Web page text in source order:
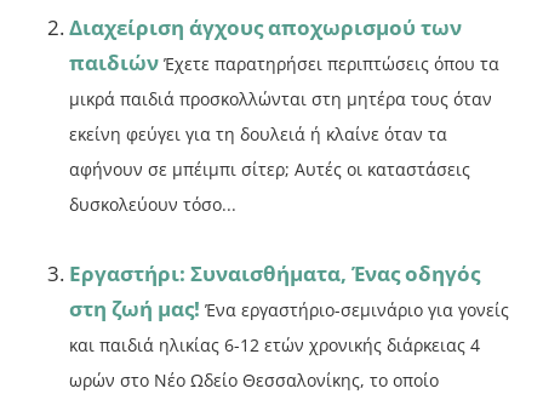
Διαχείριση άγχους αποχωρισμού των
παιδιών Έχετε παρατηρήσει περιπτώσεις όπου τα
μικρά παιδιά προσκολλώνται στη μητέρα τους όταν
εκείνη φεύγει για τη δουλειά ή κλαίνε όταν τα
αφήνουν σε μπέιμπι σίτερ; Αυτές οι καταστάσεις
δυσκολεύουν τόσο...
Εργαστήρι: Συναισθήματα, Ένας οδηγός
στη ζωή μας! Ένα εργαστήριο-σεμινάριο για γονείς
και παιδιά ηλικίας 6-12 ετών χρονικής διάρκειας 4
ωρών στο Νέο Ωδείο Θεσσαλονίκης, το οποίο